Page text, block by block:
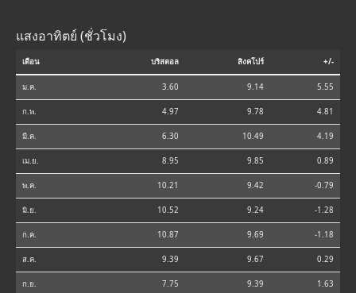
แสงอาทิตย์ (ชั่วโมง)
เดือน บริสตอล สิงคโปร์ +/-
ม.ค. 3.60 9.14 5.55
ก.พ. 4.97 9.78 4.81
มี.ค. 6.30 10.49 4.19
เม.ย. 8.95 9.85 0.89
พ.ค. 10.21 9.42 -0.79
มิ.ย. 10.52 9.24 -1.28
ก.ค. 10.87 9.69 -1.18
ส.ค. 9.39 9.67 0.29
ก.ย. 7.75 9.39 1.63